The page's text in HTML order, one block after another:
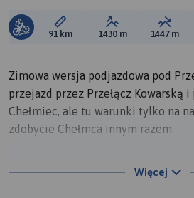
Długość trasy:
91 km Suma przewyższeń:
1430 m Suma
1447 m
Zimowa wersja podjazdowa pod
przejazd przez Przełącz Kowarską i
Chełmiec, ale tu warunki tylko na
zdobycie Chełmca innym razem.
śniegu. Przełęcz Okraj rowerem
Więcej